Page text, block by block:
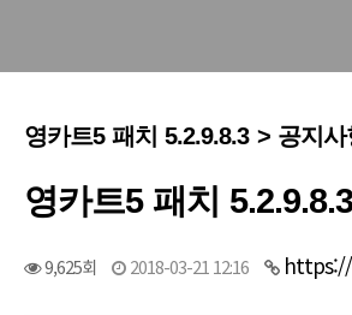
영카트5 패치 5.2.9.8.3 > 공지사
영카트5 패치 5.2.9.8.3
9,625회 2018-03-21 12:16